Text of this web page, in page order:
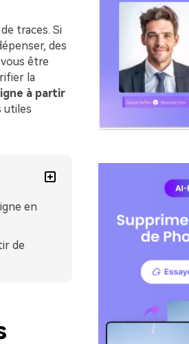
traces. Si
des
être
la
à partir
utiles
en
de